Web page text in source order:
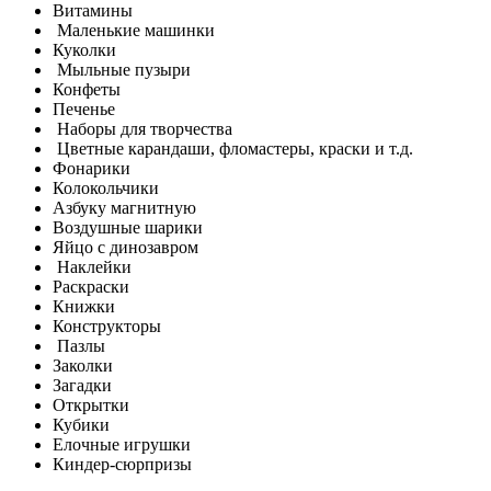
Витамины
Маленькие машинки
Куколки
Мыльные пузыри
Конфеты
Печенье
Наборы для творчества
Цветные карандаши, фломастеры, краски и т.д.
Фонарики
Колокольчики
Азбуку магнитную
Воздушные шарики
Яйцо с динозавром
Наклейки
Раскраски
Книжки
Конструкторы
Пазлы
Заколки
Загадки
Открытки
Кубики
Елочные игрушки
Киндер-сюрпризы